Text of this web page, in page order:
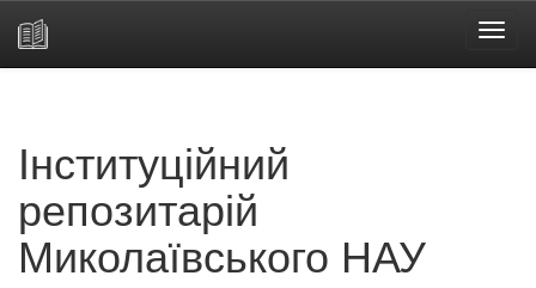
Інституційний
репозитарій
Миколаївського НАУ